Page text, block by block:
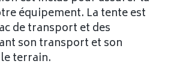
équipement. La tente est
de transport et des
son transport et son
terrain.